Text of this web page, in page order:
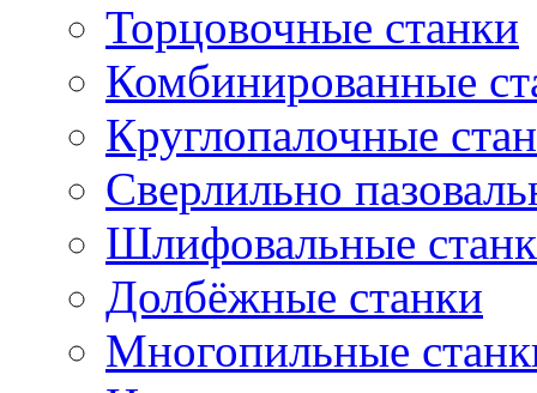
Торцовочные станки
Комбинированные
Круглопалочные
Сверлильно
Шлифовальные
Долбёжные станки
Многопильные